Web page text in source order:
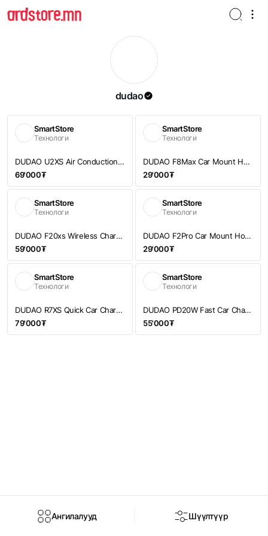
dudao
SmartStore
Технологи
DUDAO U2XS Air Conduction Wireless Sports Headphones | Утасгүй чихэвч
69'000₮
SmartStore
Технологи
DUDAO F8Max Car Mount Holder | Машины гар утас тогтоогч
29'000₮
SmartStore
Технологи
DUDAO F20xs Wireless Charging Holder 15W | Машины утасгүй цэнэглэгчтэй тогтоогч
59'000₮
SmartStore
Технологи
DUDAO F2Pro Car Mount Holder | Машины гар утас тогтоогч
29'000₮
SmartStore
Технологи
DUDAO R7XS Quick Car Charger 83W max | Машины түргэн цэнэглэгч
79'000₮
SmartStore
Технологи
DUDAO PD20W Fast Car Charger 22.5W | Машины цэнэглэгч
55'000₮
Ангилалууд Шүүлтүүр
Чат